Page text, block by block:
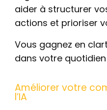
aider à structurer
actions et prioriser
Vous gagnez en
dans votre
Améliorer votre
l’IA